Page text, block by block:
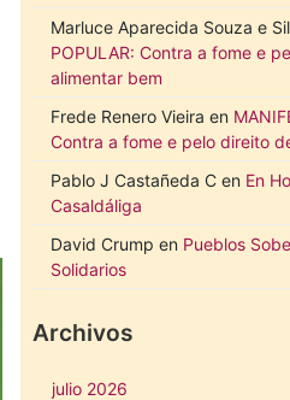
Marluce Aparecida Souza e
POPULAR: Contra a fome e
alimentar bem
Frede Renero Vieira en
Contra a fome e pelo direito
Pablo J Castañeda C en En
Casaldáliga
David Crump en Pueblos
Solidarios
Archivos
julio 2026